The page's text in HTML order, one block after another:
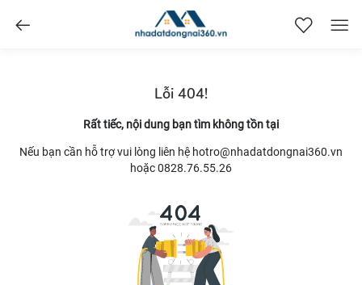
nhadatdongnai360.vn
Lỗi 404!
Rất tiếc, nội dung bạn tìm không tồn tại
Nếu bạn cần hỗ trợ vui lòng liên hệ hotro@nhadatdongnai360.vn
hoặc 0828.76.55.26